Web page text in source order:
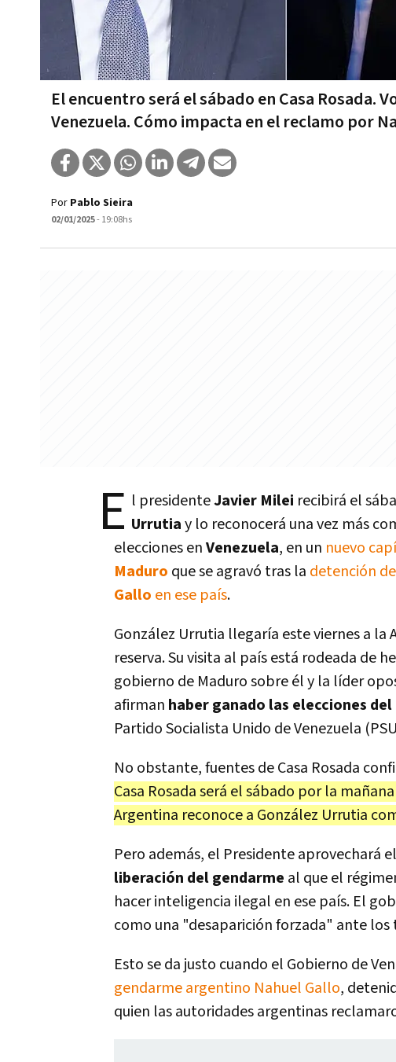
El encuentro será el sábado en Casa Rosada.
Venezuela. Cómo impacta en el reclamo por
Por Pablo Sieira
02/01/2025- 19:08hs
E l presidenteJavier Milei recibirá el
Urrutiay lo reconocerá una vez más
elecciones enVenezuela, en un nuevo
Maduro que se agravó tras la detención
Gallo en ese país.
González Urrutia llegaría este viernes a la
reserva. Su visita al país está rodeada de
gobierno de Maduro sobre él y la líder
afirman haber ganado las elecciones
Partido Socialista Unido de Venezuela
No obstante, fuentes de Casa Rosada
Casa Rosada será el sábado por la
Argentina reconoce a González Urrutia
Pero además, el Presidente aprovechará
liberación del gendarme al que el
hacer inteligencia ilegal en ese país. El
como una "desaparición forzada" ante
Esto se da justo cuando el Gobierno de
gendarme argentino Nahuel Gallo,
quien las autoridades argentinas